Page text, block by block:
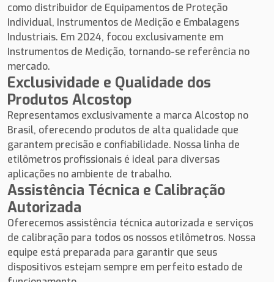
como distribuidor de Equipamentos de Proteção
Individual, Instrumentos de Medição e Embalagens
Industriais. Em 2024, focou exclusivamente em
Instrumentos de Medição, tornando-se referência no
mercado.
Exclusividade e Qualidade dos
Produtos Alcostop
Representamos exclusivamente a marca Alcostop no
Brasil, oferecendo produtos de alta qualidade que
garantem precisão e confiabilidade. Nossa linha de
etilômetros profissionais é ideal para diversas
aplicações no ambiente de trabalho.
Assistência Técnica e Calibração
Autorizada
Oferecemos assistência técnica autorizada e serviços
de calibração para todos os nossos etilômetros. Nossa
equipe está preparada para garantir que seus
dispositivos estejam sempre em perfeito estado de